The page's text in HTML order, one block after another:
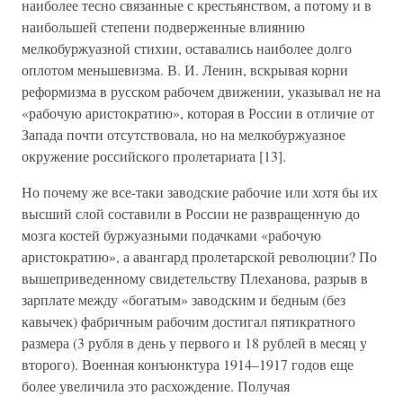
наиболее тесно связанные с крестьянством, а потому и в
наибольшей степени подверженные влиянию
мелкобуржуазной стихии, оставались наиболее долго
оплотом меньшевизма. В. И. Ленин, вскрывая корни
реформизма в русском рабочем движении, указывал не на
«рабочую аристократию», которая в России в отличие от
Запада почти отсутствовала, но на мелкобуржуазное
окружение российского пролетариата [13].
Но почему же все-таки заводские рабочие или хотя бы их
высший слой составили в России не развращенную до
мозга костей буржуазными подачками «рабочую
аристократию», а авангард пролетарской революции? По
вышеприведенному свидетельству Плеханова, разрыв в
зарплате между «богатым» заводским и бедным (без
кавычек) фабричным рабочим достигал пятикратного
размера (3 рубля в день у первого и 18 рублей в месяц у
второго). Военная конъюнктура 1914–1917 годов еще
более увеличила это расхождение. Получая